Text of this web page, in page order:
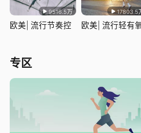
9516.5万
欧美| 流行节奏控
17803.5
欧美| 流行轻有
专区